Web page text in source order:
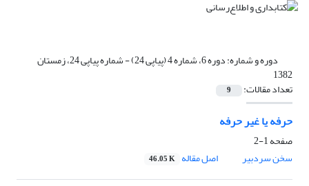
دوره و شماره: دوره 6، شماره 4 (پیاپی 24) - شماره پیاپی 24، زمستان
1382
تعداد مقالات: 9
حرفه یا غیر حرفه
صفحه1-2
سخن سردبیر
اصل مقاله 46.05 K